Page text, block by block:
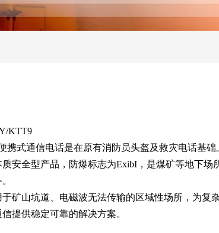
KTT9
携式通信电话是在原有消防员头盔及救灾电话基础
质安全型产品，防爆标志为ExibI，是煤矿等地下场
于矿山坑道、电磁波无法传输的区域性场所，为复
提供稳定可靠的解决方案。